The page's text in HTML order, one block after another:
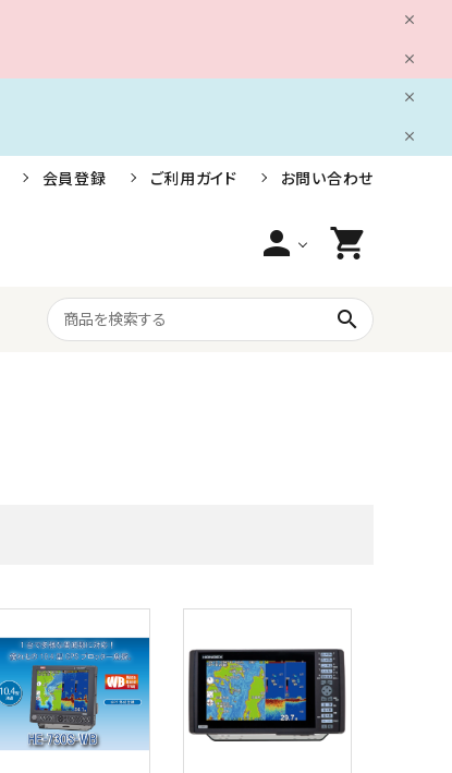
会員登録 ご利用ガイド お問い合わせ
person shopping_cart
マリンスポーツ・マリンギア
船具十一屋
株式会社ノボル電機製作所
メーカー一覧
search